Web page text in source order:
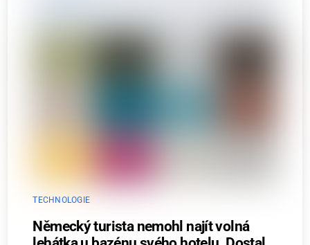
TECHNOLOGIE
Německý turista nemohl najít volná